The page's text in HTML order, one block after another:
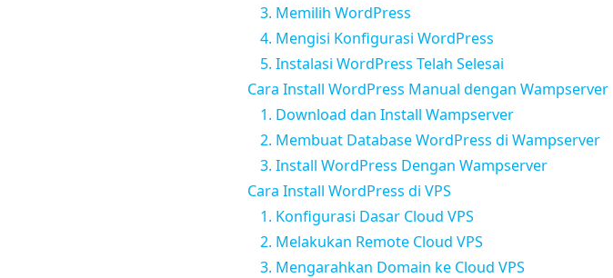
3. Memilih WordPress
4. Mengisi Konfigurasi WordPress
5. Instalasi WordPress Telah Selesai
Cara Install WordPress Manual dengan Wampserver
1. Download dan Install Wampserver
2. Membuat Database WordPress di Wampserver
3. Install WordPress Dengan Wampserver
Cara Install WordPress di VPS
1. Konfigurasi Dasar Cloud VPS
2. Melakukan Remote Cloud VPS
3. Mengarahkan Domain ke Cloud VPS